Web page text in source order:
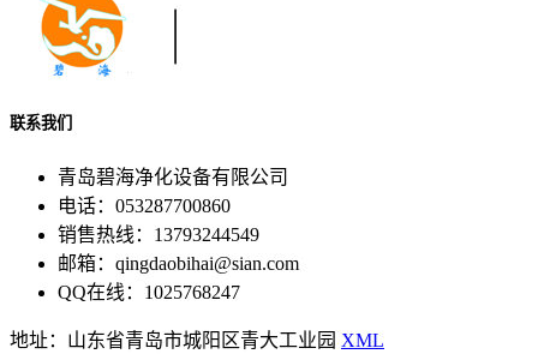
联系我们
青岛碧海净化设备有限公司
电话：053287700860
销售热线：13793244549
邮箱：qingdaobihai@sian.com
QQ在线：1025768247
地址：山东省青岛市城阳区青大工业园 XML